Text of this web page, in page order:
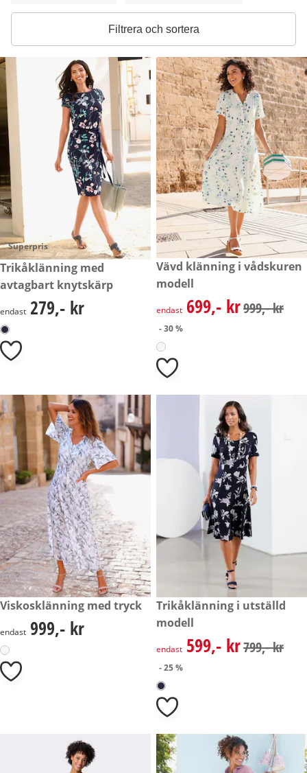
Filtrera och sortera
Superpris
279,- kr
Trikåklänning med
avtagbart knytskärp
279,- kr
endast 279,- kr
rabatterat pris: 699,- kr,
- 30 %
Vävd klänning i vådskuren
modell
rabatterat pris: 699,- kr,
endast 699,- kr999,- kr
- 30 %
999,- kr
Viskosklänning med tryck
999,- kr
endast 999,- kr
rabatterat pris: 599,- kr,
- 25 %
Trikåklänning i utställd
modell
rabatterat pris: 599,- kr,
endast 599,- kr799,- kr
- 25 %